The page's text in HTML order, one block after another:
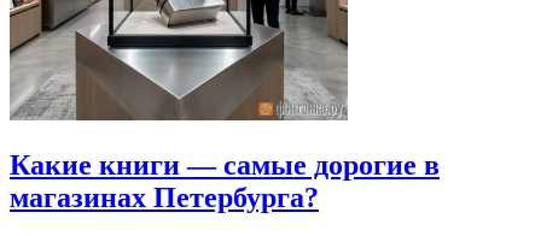
Какие книги — самые дорогие в
магазинах Петербурга?